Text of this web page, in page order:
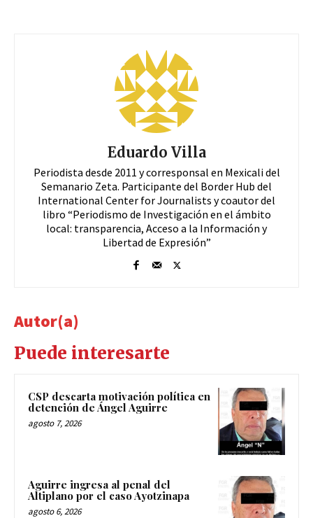
Eduardo Villa
Periodista desde 2011 y corresponsal en Mexicali del
Semanario Zeta. Participante del Border Hub del
International Center for Journalists y coautor del
libro “Periodismo de Investigación en el ámbito
local: transparencia, Acceso a la Información y
Libertad de Expresión”
Autor(a)
Puede interesarte
CSP descarta motivación política en
detención de Ángel Aguirre
agosto 7, 2026
Aguirre ingresa al penal del
Altiplano por el caso Ayotzinapa
agosto 6, 2026